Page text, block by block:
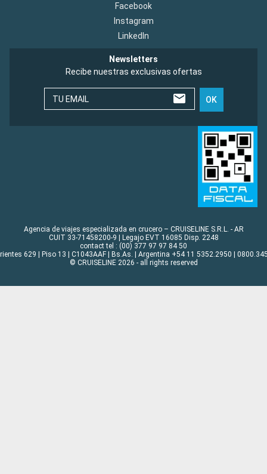
Facebook
Instagram
LinkedIn
Newsletters
Recibe nuestras exclusivas ofertas
TU EMAIL OK
Agencia de viajes especializada en crucero – CRUISELINE S.R.L. - AR
CUIT 33-71458200-9 | Legajo EVT 16085 Disp. 2248
contact tel : (00) 377 97 97 84 50
629 | Piso 13 | C1043AAF | Bs.As. | Argentina +54 11 5352.2950 |
© CRUISELINE 2026 - all rights reserved